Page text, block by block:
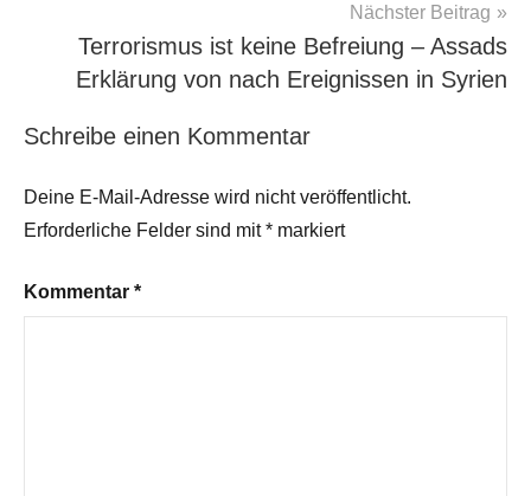
Nächster Beitrag
Terrorismus ist keine Befreiung – Assads
Erklärung von nach Ereignissen in Syrien
Schreibe einen Kommentar
Deine E-Mail-Adresse wird nicht veröffentlicht.
Erforderliche Felder sind mit* markiert
Kommentar *